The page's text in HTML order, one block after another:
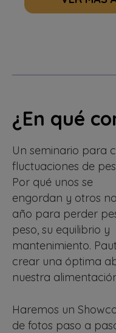
¿En qué
Un seminario para
fluctuaciones de
Por qué unos se
engordan y otros
año para perder
peso, su equilibrio y
mantenimiento.
crear una óptima
nuestra
Haremos un
de fotos paso a